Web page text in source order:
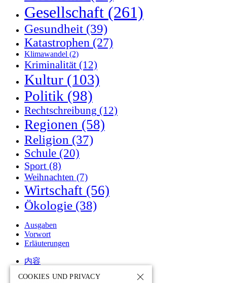
Gesellschaft (261)
Gesundheit (39)
Katastrophen (27)
Klimawandel (2)
Kriminalität (12)
Kultur (103)
Politik (98)
Rechtschreibung (12)
Regionen (58)
Religion (37)
Schule (20)
Sport (8)
Weihnachten (7)
Wirtschaft (56)
Ökologie (38)
Ausgaben
Vorwort
Erläuterungen
内容
Kommentare
COOKIES UND PRIVACY